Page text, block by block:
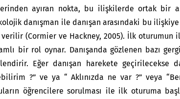
ayıran nokta, bu ilişkilerde ortak bir
danışman ile danışan arasındaki bu
verilir (Cormier ve Hackney, 2005). İlk oturumun
bir rol oynar. Danışanda gözlenen bazı
Eğer danışan harekete geçirilecekse
?” ve ya “ Aklınızda ne var ?” veya
öğrencilere sorulması ile ilk oturuma